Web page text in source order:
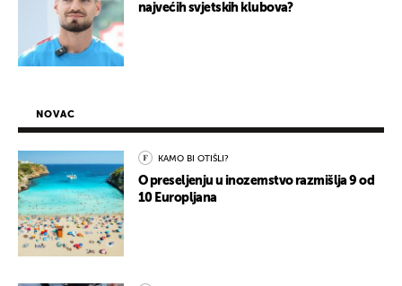
najvećih svjetskih klubova?
NOVAC
KAMO BI OTIŠLI?
O preseljenju u inozemstvo razmišlja 9 od
10 Europljana